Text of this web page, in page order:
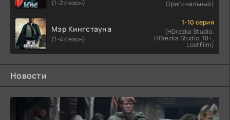
(1-2 сезон) Оригинальный)
Мэр Кингстауна
(1-4 сезон)
1-10 серия
(HDrezka Studio,
HDrezka Studio. 18+,
LostFilm)
Новости